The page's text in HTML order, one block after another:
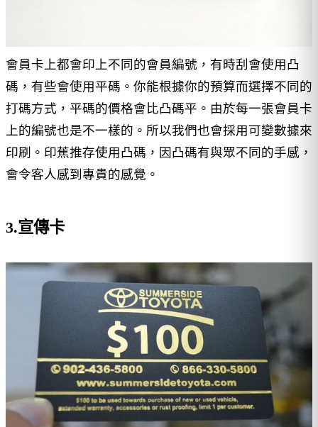
會員卡上都會印上不同的會員編號，有時刮會使用凸
碼，有些會使用平碼。你能根據你的預算而選擇不同的
打碼方式，平碼的價格會比凸碼平。由於每一張會員卡
上的編號也是不一樣的。所以我們也會採用可變數據來
印刷。印蕉推存使用凸碼，因凸碼有與眾不同的手感，
會令客人感到專貴的感覺。
3.宣傳卡